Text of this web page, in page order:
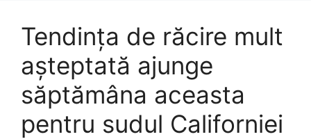
Tendința de răcire mult
așteptată ajunge
săptămâna aceasta
pentru sudul Californiei